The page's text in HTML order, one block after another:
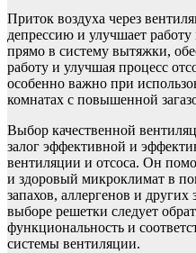
Приток воздуха через
депрессию и улучшает
прямо в систему вытяжки,
работу и улучшая процесс
особенно важно при
комнатах с повышенной
Выбор качественной
залог эффективной и
вентиляции и отсоса. Он
и здоровый микроклимат в
запахов, аллергенов и
выборе решетки следует
функциональность и
системы вентиляции.